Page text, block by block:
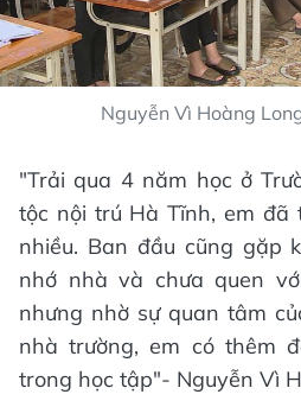
Nguyễn Vì Hoàng
"Trải qua 4 năm học ở
tộc nội trú Hà Tĩnh, em
nhiều. Ban đầu cũng gặp
nhớ nhà và chưa quen
nhưng nhờ sự quan tâm
nhà trường, em có thêm
trong học tập"- Nguyễn Vì